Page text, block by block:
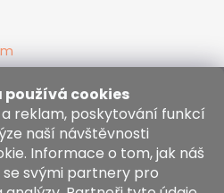
cookies
reklam, poskytování funkcí
naší návštěvnosti
Informace o tom, jak náš
svými partnery pro
kozenezbozi/